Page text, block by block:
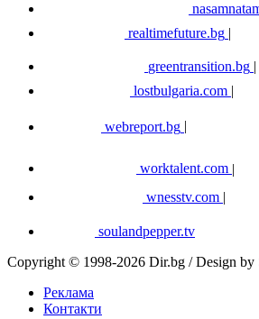
realtimefuture.bg |
greentransition.bg |
lostbulgaria.com |
webreport.bg
worktalent.com |
wnesstv.com |
soulandpepper.tv
Copyright © 1998-2026 Dir.bg / Design by
Реклама
Контакти